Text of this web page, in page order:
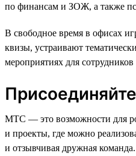
по финансам и ЗОЖ, а также
В свободное время в офисах
квизы, устраивают
мероприятиях для
МТС — это возможности для
и проекты, где можно
и отзывчивая дружная